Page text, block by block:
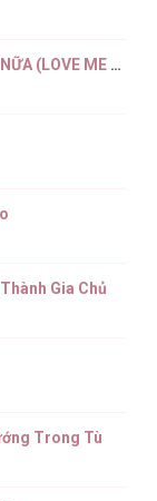
YÊU EM THÊM LẦN NỮA (LOVE ME AGAIN)
Gia Chủ
Trong Tù